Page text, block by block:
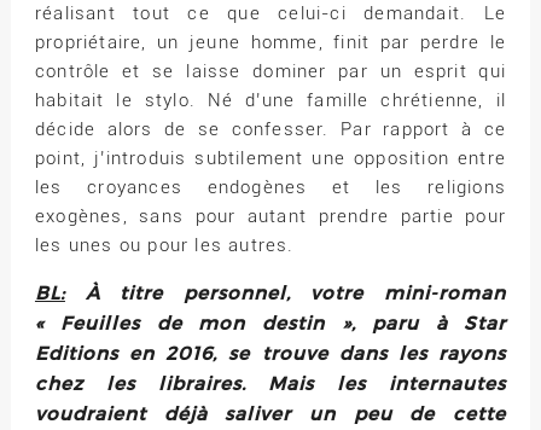
réalisant tout ce que celui-ci demandait. Le
propriétaire, un jeune homme, finit par perdre le
contrôle et se laisse dominer par un esprit qui
habitait le stylo. Né d’une famille chrétienne, il
décide alors de se confesser. Par rapport à ce
point, j’introduis subtilement une opposition entre
les croyances endogènes et les religions
exogènes, sans pour autant prendre partie pour
les unes ou pour les autres.
BL:À titre personnel, votre mini-roman
« Feuilles de mon destin », paru à Star
Editions en 2016, se trouve dans les rayons
chez les libraires. Mais les internautes
voudraient déjà saliver un peu de cette